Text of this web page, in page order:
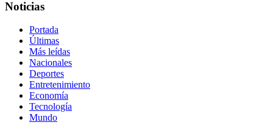
Noticias
Portada
Últimas
Más leídas
Nacionales
Deportes
Entretenimiento
Economía
Tecnología
Mundo